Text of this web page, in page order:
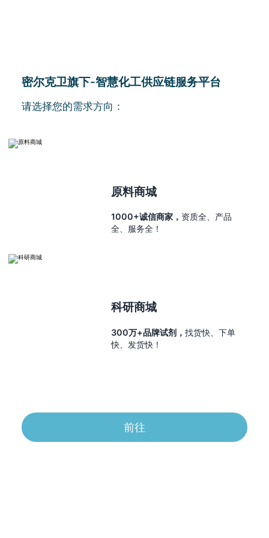
密尔克卫旗下-智慧化工供应链服务平台
请选择您的需求方向：
原料商城
1000+诚信商家， 资质全、产品
全、服务全！
科研商城
300万+品牌试剂，找货快、下单
快、发货快！
前往